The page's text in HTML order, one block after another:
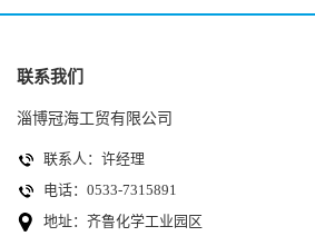
联系我们
淄博冠海工贸有限公司
联系人：许经理
电话：0533-7315891
地址：齐鲁化学工业园区